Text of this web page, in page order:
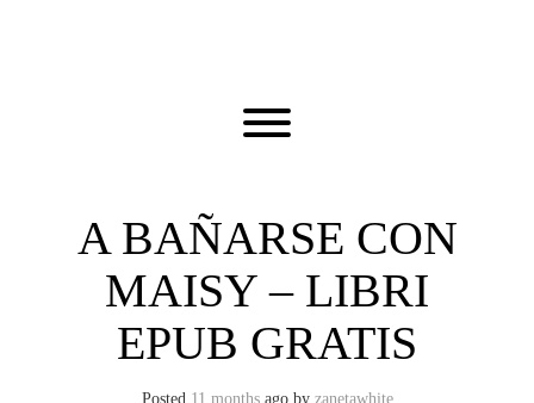
Toggle menu visibility.
A BAÑARSE CON
MAISY – LIBRI
EPUB GRATIS
Posted 11 monthsago by zanetawhite